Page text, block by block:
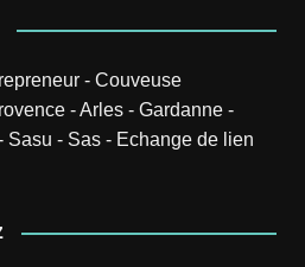
- Couveuse
-Arles- Gardanne-
Sasu - Sas- Echange de lien